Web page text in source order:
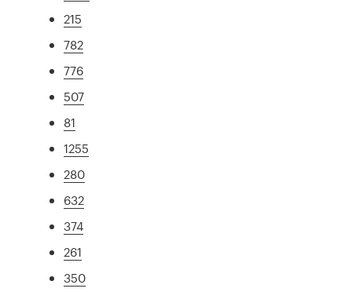
215
782
776
507
81
1255
280
632
374
261
350